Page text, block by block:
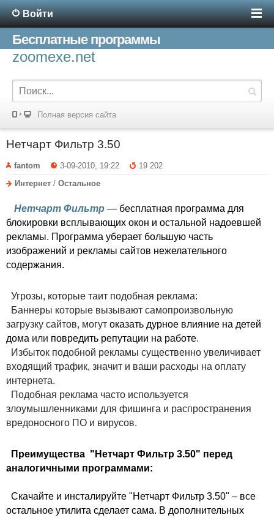
Войти
Бесплатные программы
zoomexe.net
Полная версия сайта
Нетчарт Фильтр 3.50
fantom 3-09-2010, 19:22
19 202
Интернет / Остальное
Нетчарт Фильтр — бесплатная программа для
блокировки всплывающих окон и остальной надоевшей
рекламы. Программа уберает большую часть
изображений и рекламы сайтов нежелательного
содержания.
Угрозы, которые таит подобная реклама:
Баннеры которые вызывают самопроизвольную
загрузку сайтов, могут оказать дурное влияние на детей
дома или повредить репутации на работе.
Избыток подобной рекламы существенно увеличивает
входящий трафик, значит и ваши расходы на оплату
интернета.
Подобная реклама часто используется
злоумышленниками для фишинга и распространения
вредоносного ПО и вирусов.
Преимущества "Нетчарт Фильтр 3.50" перед
аналогичными программами:
Скачайте и инсталируйте "Нетчарт Фильтр 3.50" – все
остальное утилита сделает сама. В дополнительных